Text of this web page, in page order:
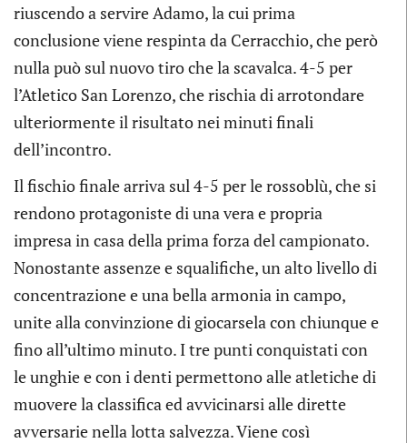
riuscendo a servire Adamo, la cui prima
conclusione viene respinta da Cerracchio, che però
nulla può sul nuovo tiro che la scavalca. 4-5 per
l’Atletico San Lorenzo, che rischia di arrotondare
ulteriormente il risultato nei minuti finali
dell’incontro.
Il fischio finale arriva sul 4-5 per le rossoblù, che si
rendono protagoniste di una vera e propria
impresa in casa della prima forza del campionato.
Nonostante assenze e squalifiche, un alto livello di
concentrazione e una bella armonia in campo,
unite alla convinzione di giocarsela con chiunque e
fino all’ultimo minuto. I tre punti conquistati con
le unghie e con i denti permettono alle atletiche di
muovere la classifica ed avvicinarsi alle dirette
avversarie nella lotta salvezza. Viene così